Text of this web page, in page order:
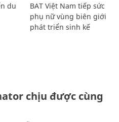
du
BAT Việt Nam tiếp sức
phụ nữ vùng biên giới
phát triển sinh kế
chịu được cùng